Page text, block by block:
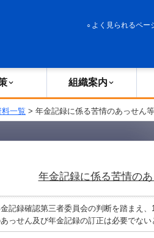
よく見られるペー
組織案内
一覧 > 年金記録に係る苦情のあっせん
年金記録に係る苦情の
記録確認第三者委員会の判断を踏まえ
っせん及び年金記録の訂正は必要でない